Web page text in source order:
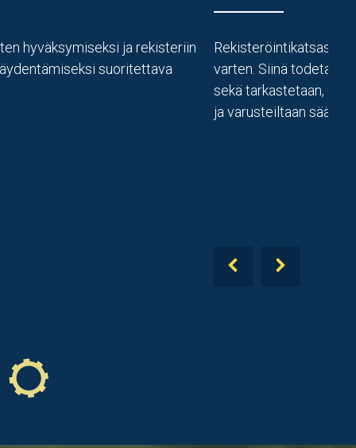
hyväksymiseksi ja rekisteriin
suoritettava
Rekisteröintikatsastus
varten. Siinä todetaan
sekä tarkastetaan,
ja varusteiltaan